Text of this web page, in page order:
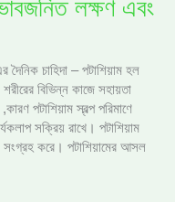
লক্ষণ এবং
চাহিদা – পটাশিয়াম হল
বিভিন্ন কাজে সহায়তা
পটাশিয়াম স্বল্প পরিমাণে
সক্রিয় রাখে। পটাশিয়াম
সংগ্রহ করে। পটাশিয়ামের আসল